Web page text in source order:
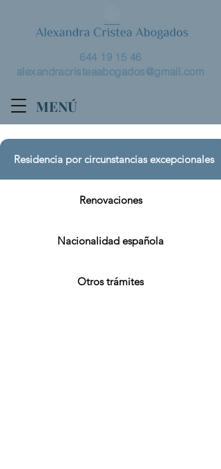
MENÚ
644 19 15 46
alexandracristeaabogados@gmail.com
Residencia por circunstancias excepcionales
Renovaciones
Nacionalidad española
Otros trámites